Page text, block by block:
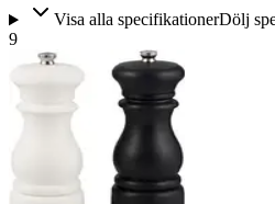
Visa alla specifikationerDölj
9